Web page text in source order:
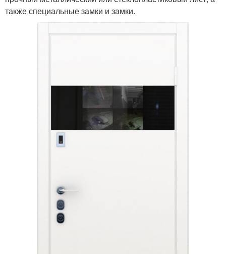
также специальные замки и замки.